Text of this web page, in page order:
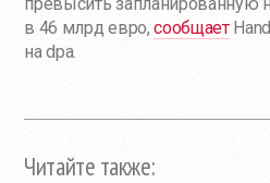
в 46 млрд евро,сообщает
на dpa.
Читайте также: